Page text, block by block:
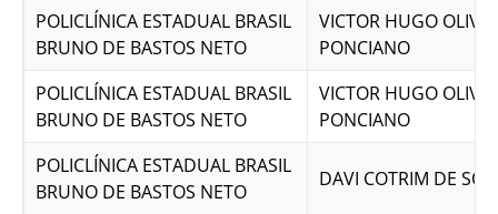
POLICLÍNICA ESTADUAL BRASIL
BRUNO DE BASTOS NETO
VICTOR HUGO
PONCIANO
POLICLÍNICA ESTADUAL BRASIL
BRUNO DE BASTOS NETO
VICTOR HUGO
PONCIANO
POLICLÍNICA ESTADUAL BRASIL
BRUNO DE BASTOS NETO
DAVI COTRIM DE